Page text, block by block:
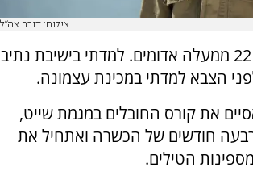
צילום: דובר צה״ל
אני יצחק עמר בן 22 ממעלה אדומים. למדתי בישיבת נתיב
הצבא למדתי במכינת עצמונה.
את קורס החובלים במגמת שייט,
חודשים של הכשרה ואתחיל את
הטילים.